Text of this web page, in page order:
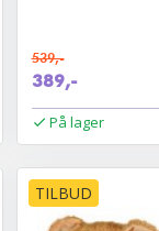
539,-
389,-
På lager
TILBUD